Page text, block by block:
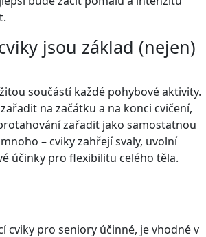
jsou základ (nejen)
součástí každé pohybové aktivity.
na začátku a na konci cvičení,
zařadit jako samostatnou
– cviky zahřejí svaly, uvolní
účinky pro flexibilitu celého těla.
cviky pro seniory účinné, je vhodné v